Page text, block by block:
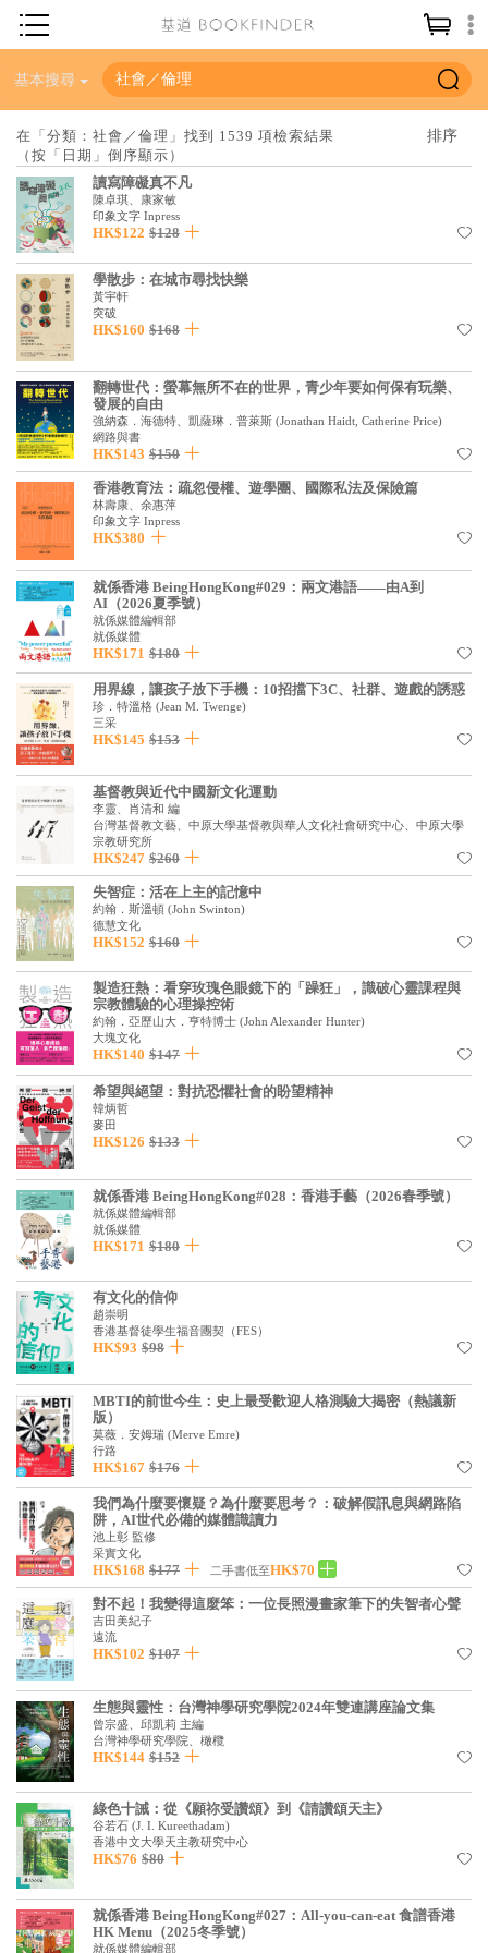
神學／教義
聖經
信仰入門
教會歷史
靈修／禱告
信徒生活
分齡牧養
社會／倫理
哲學／宗教比較
見證／傳記
文藝／勵志
童書
精選影音
其他
禮品專區
得獎作品推介
暢銷榜
中文二手書
英文二手書
精選英文書
電子書
基道 Top 50
基本搜尋
在「分類：社會／倫理」找到 1539 項檢索結果
（按「日期」倒序顯示）
讀寫障礙真不凡
陳卓琪、康家敏
印象文字 Inpress
HK$122 $128
學散步：在城市尋找快樂
黃宇軒
突破
HK$160 $168
翻轉世代：螢幕無所不在的世界，青少年要如何保有玩樂、
發展的自由
強納森．海德特、凱薩琳．普萊斯 (Jonathan Haidt, Catherine Price)
網路與書
HK$143 $150
香港教育法：疏忽侵權、遊學團、國際私法及保險篇
林壽康、余惠萍
印象文字 Inpress
HK$380
就係香港 BeingHongKong#029：兩文港語——由A到
AI（2026夏季號）
就係媒體編輯部
就係媒體
HK$171 $180
用界線，讓孩子放下手機：10招擋下3C、社群、遊戲的誘惑
珍．特溫格 (Jean M. Twenge)
三采
HK$145 $153
基督教與近代中國新文化運動
李靈、肖清和 編
台灣基督教文藝、中原大學基督教與華人文化社會研究中心、中原大學
宗教研究所
HK$247 $260
失智症：活在上主的記憶中
約翰．斯溫頓 (John Swinton)
德慧文化
HK$152 $160
製造狂熱：看穿玫瑰色眼鏡下的「躁狂」，識破心靈課程與
宗教體驗的心理操控術
約翰．亞歷山大．亨特博士 (John Alexander Hunter)
大塊文化
HK$140 $147
希望與絕望：對抗恐懼社會的盼望精神
韓炳哲
麥田
HK$126 $133
就係香港 BeingHongKong#028：香港手藝（2026春季號）
就係媒體編輯部
就係媒體
HK$171 $180
有文化的信仰
趙崇明
香港基督徒學生福音團契（FES）
HK$93 $98
MBTI的前世今生：史上最受歡迎人格測驗大揭密（熱議新
版）
莫薇．安姆瑞 (Merve Emre)
行路
HK$167 $176
我們為什麼要懷疑？為什麼要思考？：破解假訊息與網路陷
阱，AI世代必備的媒體識讀力
池上彰 監修
采實文化
HK$168 $177 二手書低至HK$70
對不起！我變得這麼笨：一位長照漫畫家筆下的失智者心聲
吉田美紀子
遠流
HK$102 $107
生態與靈性：台灣神學研究學院2024年雙連講座論文集
曾宗盛、邱凱莉 主編
台灣神學研究學院、橄欖
HK$144 $152
綠色十誡：從《願祢受讚頌》到《請讚頌天主》
谷若石 (J. I. Kureethadam)
香港中文大學天主教研究中心
HK$76 $80
就係香港 BeingHongKong#027：All-you-can-eat 食譜香港
HK Menu（2025冬季號）
就係媒體編輯部